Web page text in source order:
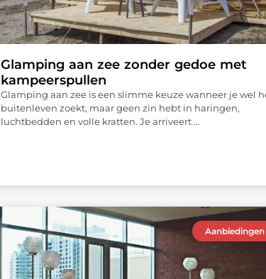
Glamping aan zee zonder gedoe met
kampeerspullen
Glamping aan zee is een slimme keuze wanneer je wel
buitenleven zoekt, maar geen zin hebt in haringen,
luchtbedden en volle kratten. Je arriveert ...
Aanbiedingen